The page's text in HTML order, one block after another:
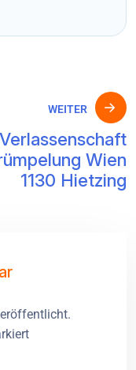
WEITER
Verlassenschaft
Wien
1130 Hietzing